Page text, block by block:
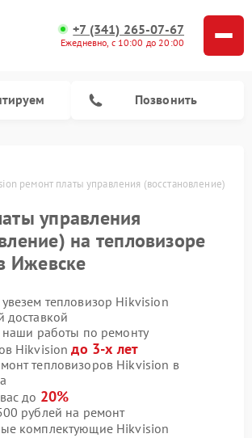
+7 (341) 265-07-67
Ежедневно, с 10:00 до 20:00
Позвонить
ремонт платы управления (восстановление)
управления
на тепловизоре
Ижевске
тепловизор Hikvision
доставкой
наши работы по ремонту
Hikvisionдо 3-х лет
тепловизоров Hikvision в
до 20%
рублей на ремонт
комплектующие Hikvision